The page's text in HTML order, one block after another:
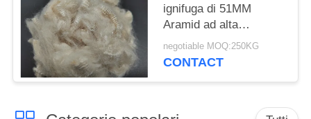
ignifuga di 51MM
Aramid ad alta
resistenza
negotiable MOQ:250KG
CONTACT